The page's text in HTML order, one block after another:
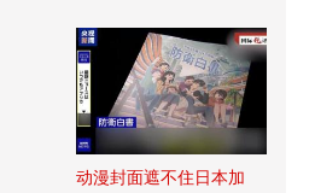
动漫封面遮不住日本加